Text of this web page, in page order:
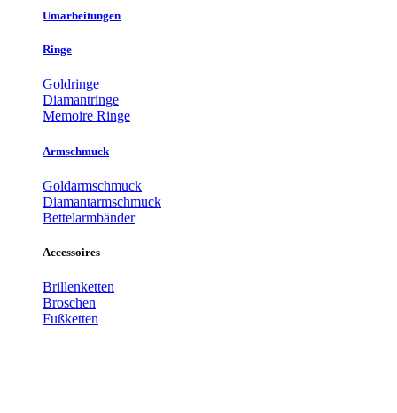
Umarbeitungen
Ringe
Goldringe
Diamantringe
Memoire Ringe
Armschmuck
Goldarmschmuck
Diamantarmschmuck
Bettelarmbänder
Accessoires
Brillenketten
Broschen
Fußketten